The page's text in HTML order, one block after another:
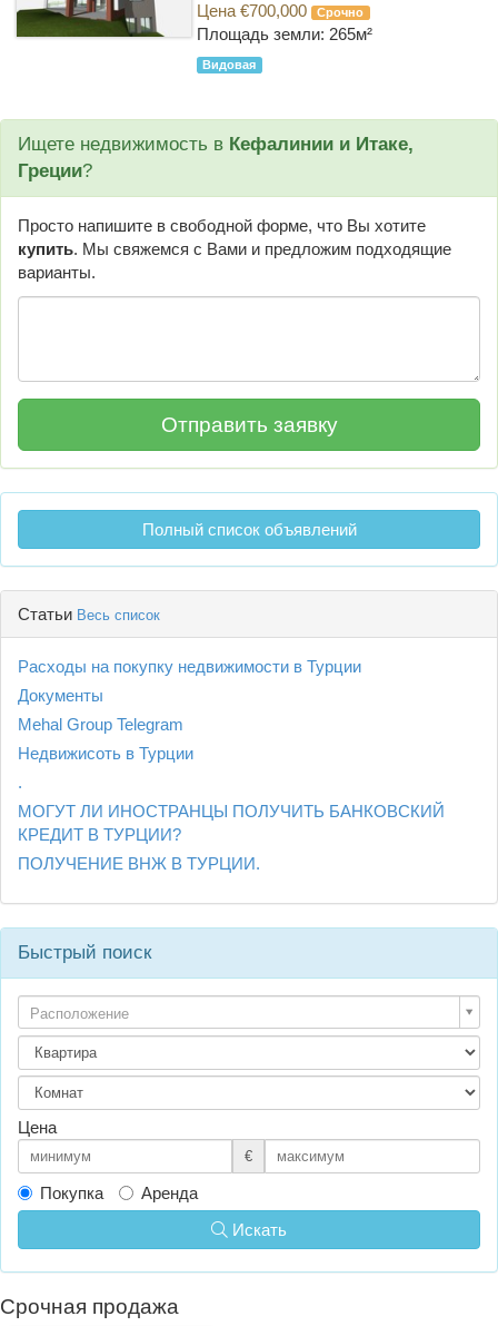
Цена €700,000
Срочно
Площадь земли: 265м²
Видовая
Ищете недвижимость в Кефалинии и Итаке,
Греции?
Просто напишите в свободной форме, что Вы хотите
купить. Мы свяжемся с Вами и предложим подходящие
варианты.
Полный список объявлений
Статьи Весь список
Расходы на покупку недвижимости в Турции
Документы
Mehal Group Telegram
Недвижисоть в Турции
.
МОГУТ ЛИ ИНОСТРАНЦЫ ПОЛУЧИТЬ БАНКОВСКИЙ
КРЕДИТ В ТУРЦИИ?
ПОЛУЧЕНИЕ ВНЖ В ТУРЦИИ.
Быстрый поиск
Расположение
Цена
€
Покупка
Аренда
Искать
Срочная продажа